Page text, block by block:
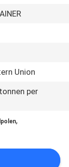
Union
per
,